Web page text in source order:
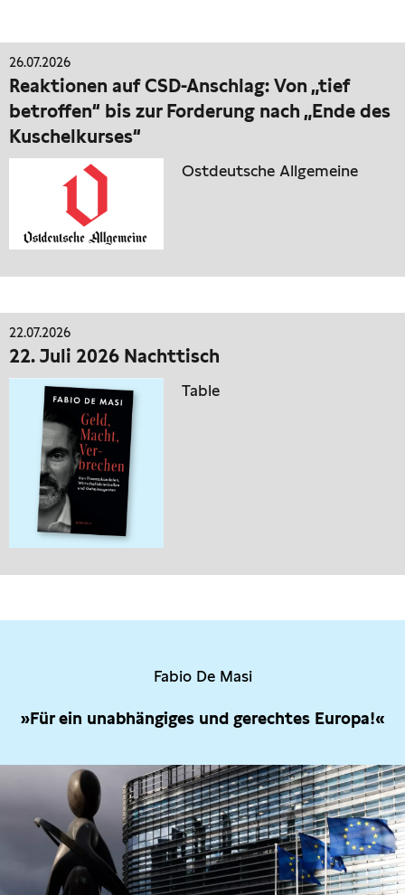
26.07.2026
Reaktionen auf CSD-Anschlag: Von „tief
betroffen“ bis zur Forderung nach „Ende des
Kuschelkurses“
Ostdeutsche Allgemeine
22.07.2026
22. Juli 2026 Nachttisch
Table
Fabio De Masi
»Für ein unabhängiges und gerechtes Europa!«